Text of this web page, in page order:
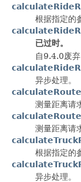
根据指定的
已过时。
自9.4.0废弃
异步处理。
测量距离请
测量距离请
根据指定的
异步处理。